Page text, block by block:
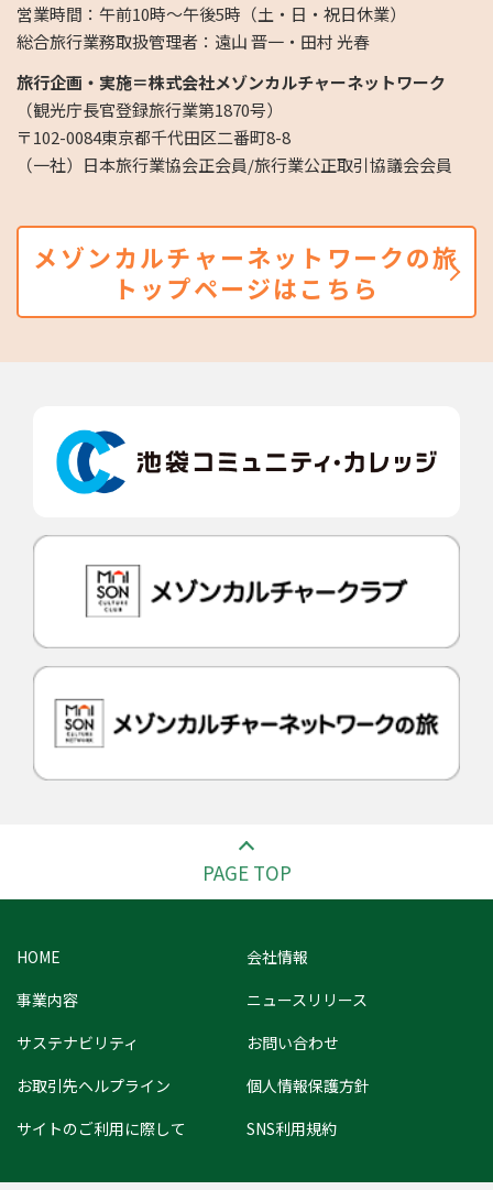
営業時間：午前10時～午後5時（土・日・祝日休業）
総合旅行業務取扱管理者：遠山 晋一・田村 光春
旅行企画・実施＝株式会社メゾンカルチャーネットワーク
（観光庁長官登録旅行業第1870号）
〒102-0084東京都千代田区二番町8-8
（一社）日本旅行業協会正会員/旅行業公正取引協議会会員
メゾンカルチャーネットワークの旅
トップページはこちら
PAGE TOP
HOME
会社情報
事業内容
ニュースリリース
サステナビリティ
お問い合わせ
お取引先ヘルプライン
個人情報保護方針
サイトのご利用に際して
SNS利用規約